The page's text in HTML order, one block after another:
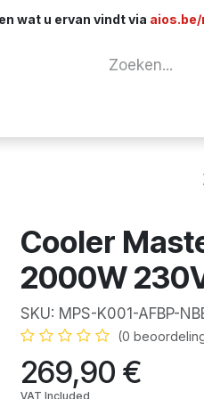
wat u ervan vindt via
Cooler
2000W
SKU: MPS-K001-AFBP-
(0
269,90 €
VAT Included